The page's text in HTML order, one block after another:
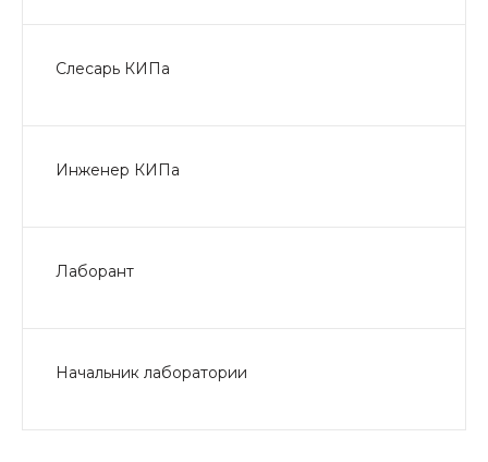
Слесарь КИПа
Инженер КИПа
Лаборант
Начальник лаборатории